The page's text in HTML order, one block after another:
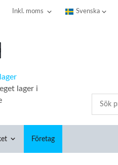
lager i
Företag